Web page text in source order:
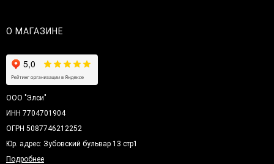
О МАГАЗИНЕ
ООО "Элси"
ИНН 7704701904
ОГРН 5087746212252
Юр. адрес: Зубовский бульвар 13 стр1
Подробнее